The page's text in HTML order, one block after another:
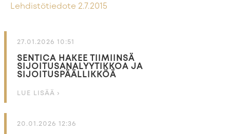
Lehdistötiedote 2.7.2015
27.01.2026 10:51
SENTICA HAKEE TIIMIINSÄ
SIJOITUSANALYYTIKKOA JA
SIJOITUSPÄÄLLIKKÖÄ
LUE LISÄÄ ›
20.01.2026 12:36